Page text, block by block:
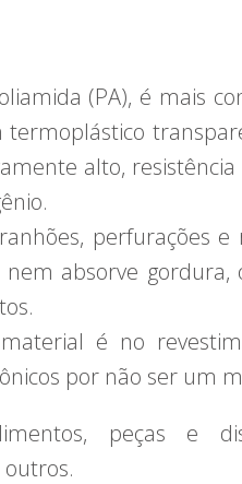
(PA), é mais
termoplástico
alto,
perfurações
nem absorve
é no
por não ser um
peças e